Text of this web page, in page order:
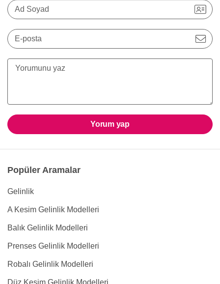
Ad Soyad
E-posta
Yorum yap
Popüler Aramalar
Gelinlik
A Kesim Gelinlik Modelleri
Balık Gelinlik Modelleri
Prenses Gelinlik Modelleri
Robalı Gelinlik Modelleri